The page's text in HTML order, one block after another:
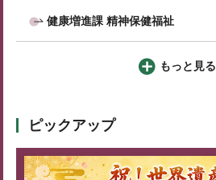
健康増進課 精神保健福祉
もっと見る
ピックアップ